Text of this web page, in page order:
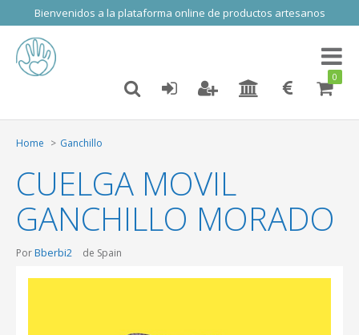
Bienvenidos a la plataforma online de productos artesanos
Toggle
0
Home Ganchillo
CUELGA MOVIL
GANCHILLO MORADO
PorBberbi2 de Spain